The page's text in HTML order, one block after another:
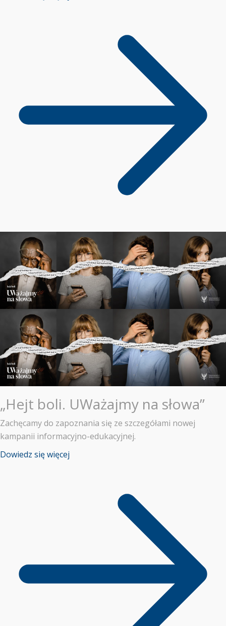
„Hejt boli. UWażajmy na słowa”
Zachęcamy do zapoznania się ze szczegółami nowej
kampanii informacyjno-edukacyjnej.
Dowiedz się więcej